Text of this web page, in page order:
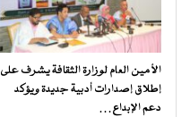
الأمين العام لوزارة الثقافة يشرف على
إطلاق إصدارات أدبية جديدة ويؤكد
دعم الإبداع…